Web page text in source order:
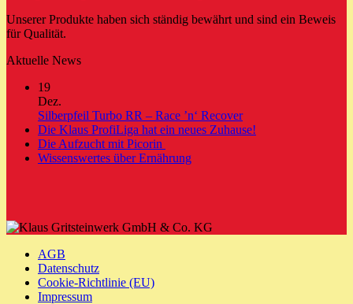
Unserer Produkte haben sich ständig bewährt und sind ein Beweis
für Qualität.
Aktuelle News
19
Dez.
Silberpfeil Turbo RR – Race ’n‘ RecoverKeine
Kommentare
Die Klaus ProfiLiga hat ein neues Zuhause!
Die Aufzucht mit Picorin
Kommentare
Picorin
Wissenswertes über ErnährungKeine
Ernährung
AGB
Datenschutz
Cookie-Richtlinie (EU)
Impressum